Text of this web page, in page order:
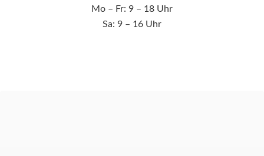
Mo – Fr: 9 – 18 Uhr
Sa: 9 – 16 Uhr